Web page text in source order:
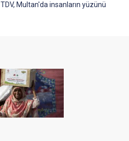
TDV, Multan'da insanların yüzünü